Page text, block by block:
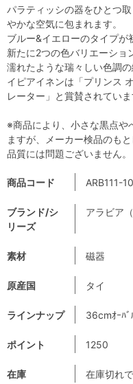
商品コード ARB111-
ブランド/シ
リーズ
アラビア
素材 磁器
原産国 タイ
ラインナップ 36cmｵｰﾊﾞ
ポイント 1250
在庫 在庫切れで
パラティッシの器をひとつ
やかな空気に包まれます。
ブルー&イエローのタイプ
新たに2つの色バリエーショ
濡れたような瑞々しい色調
イピアイネンは「プリンス
レーター」と賞賛されていま
※商品により、小さな黒点や
ますが、メーカー検品のも
品質には問題ございません。